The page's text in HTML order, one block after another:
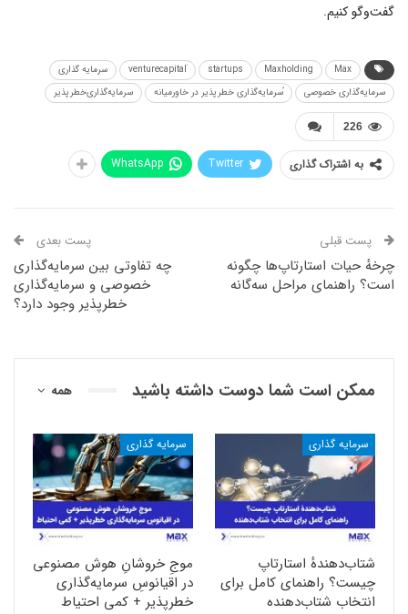
گفت‌وگو کنیم.
Max
Maxholding
startups
سرمایه گذاری
سرمایه‌گذاری خصوصی
ُسرمایه‌گذاری خطرپذیر در خاورمیانه سرمایه‌گذاری‌خطرپذیر
226
به اشتراک گذاری Twitter
WhatsApp
پست قبلی
چرخهٔ حیات استارتاپ‌ها چگونه
است؟ راهنمای مراحل سه‌گانه
پست بعدی
چه تفاوتی بین سرمایه‌گذاری
خصوصی و سرمایه‌گذاری
خطرپذیر وجود دارد؟
همه ممکن است شما دوست داشته باشید
سرمایه گذاری
شتاب‌دهندهٔ استارتاپ
چیست؟ راهنمای کامل برای
انتخاب شتا‌ب‌دهنده
سرمایه گذاری
موجِ خروشانِ هوش مصنوعی
در اقیانوسِ سرمایه‌گذاری
خطرپذیر + کمی احتیاط